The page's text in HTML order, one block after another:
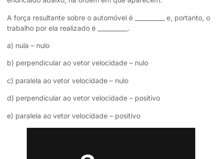
A força resultante sobre o automóvel é __________ e, portanto, o
trabalho por ela realizado é __________.
a) nula – nulo
b) perpendicular ao vetor velocidade – nulo
c) paralela ao vetor velocidade – nulo
d) perpendicular ao vetor velocidade – positivo
e) paralela ao vetor velocidade – positivo